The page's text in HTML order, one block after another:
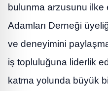
bulunma arzusunu ilke
Adamları Derneği
ve deneyimini
iş topluluğuna liderlik
katma yolunda büyük